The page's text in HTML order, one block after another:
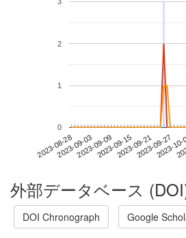
2023-08-282023-09-032023-09-092023-09-152023-09-212023-09-27
2023-
0
1
2
外部データベース
DOI Chronograph Google